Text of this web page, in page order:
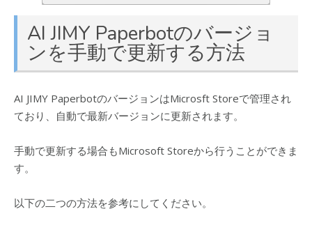
AI JIMY Paperbotのバージョ
ンを手動で更新する方法
AI JIMY PaperbotのバージョンはMicrosft Storeで管理され
ており、自動で最新バージョンに更新されます。
手動で更新する場合もMicrosoft Storeから行うことができま
す。
以下の二つの方法を参考にしてください。